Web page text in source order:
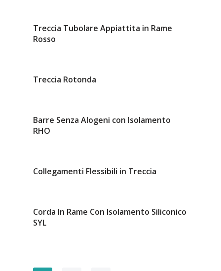
Treccia Tubolare Appiattita in Rame
Rosso
Treccia Rotonda
Barre Senza Alogeni con Isolamento
RHO
Collegamenti Flessibili in Treccia
Corda In Rame Con Isolamento Siliconico
SYL